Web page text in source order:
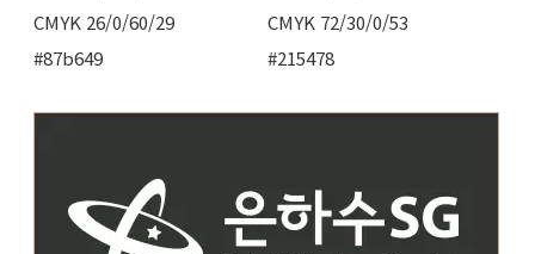
CMYK 26/0/60/29
#87b649
CMYK 72/30/0/53
#215478